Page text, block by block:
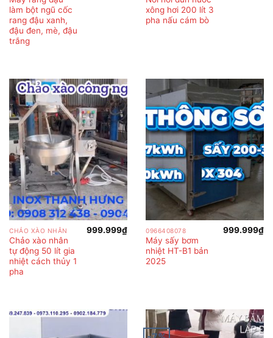
làm bột ngũ cốc
rang đậu xanh,
đậu đen, mè, đậu
trắng
xông hơi 200 lít 3
pha nấu cám bò
CHẢO XÀO NHÂN
Chảo xào nhân
tự động 50 lít gia
nhiệt cách thủy 1
pha
999.999₫ 0966408078
Máy sấy bơm
nhiệt HT-B1 bản
2025
999.999₫